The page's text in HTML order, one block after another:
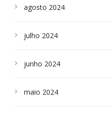
agosto 2024
julho 2024
junho 2024
maio 2024